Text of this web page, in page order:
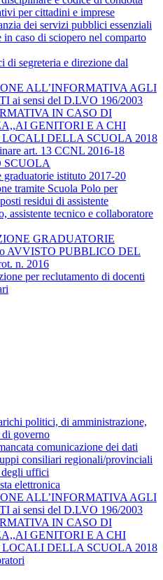
per cittadini e imprese
dei servizi pubblici essenziali
in caso di sciopero nel comparto
di segreteria e direzione dal
ALL’INFORMATIVA AGLI
ai sensi del D.LVO 196/2003
IN CASO DI
GENITORI E A CHI
DELLA SCUOLA 2018
art. 13 CCNL 2016-18
SCUOLA
graduatorie istituto 2017-20
tramite Scuola Polo per
residui di assistente
assistente tecnico e collaboratore
GRADUATORIE
AVVISTO PUBBLICO DEL
n. 2016
per reclutamento di docenti
politici, di amministrazione,
governo
comunicazione dei dati
consiliari regionali/provinciali
uffici
elettronica
ALL’INFORMATIVA AGLI
ai sensi del D.LVO 196/2003
IN CASO DI
GENITORI E A CHI
DELLA SCUOLA 2018